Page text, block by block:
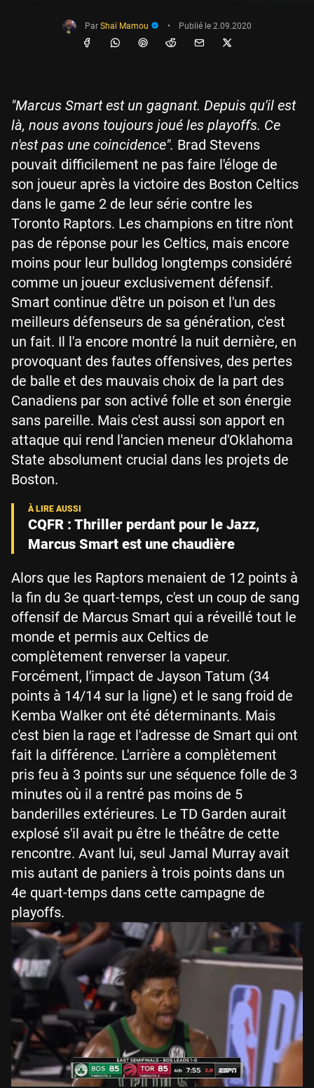
Par Shaï Mamou • Publié le 2.09.2020
"Marcus Smart est un gagnant. Depuis qu'il est
là, nous avons toujours joué les playoffs. Ce
n'est pas une coincidence". Brad Stevens
pouvait difficilement ne pas faire l'éloge de
son joueur après la victoire des Boston Celtics
dans le game 2 de leur série contre les
Toronto Raptors. Les champions en titre n'ont
pas de réponse pour les Celtics, mais encore
moins pour leur bulldog longtemps considéré
comme un joueur exclusivement défensif.
Smart continue d'être un poison et l'un des
meilleurs défenseurs de sa génération, c'est
un fait. Il l'a encore montré la nuit dernière, en
provoquant des fautes offensives, des pertes
de balle et des mauvais choix de la part des
Canadiens par son activé folle et son énergie
sans pareille. Mais c'est aussi son apport en
attaque qui rend l'ancien meneur d'Oklahoma
State absolument crucial dans les projets de
Boston.
CQFR : Thriller perdant pour le Jazz,
Marcus Smart est une chaudière
Alors que les Raptors menaient de 12 points à
la fin du 3e quart-temps, c'est un coup de sang
offensif de Marcus Smart qui a réveillé tout le
monde et permis aux Celtics de
complètement renverser la vapeur.
Forcément, l'impact de Jayson Tatum (34
points à 14/14 sur la ligne) et le sang froid de
Kemba Walker ont été déterminants. Mais
c'est bien la rage et l'adresse de Smart qui ont
fait la différence. L'arrière a complètement
pris feu à 3 points sur une séquence folle de 3
minutes où il a rentré pas moins de 5
banderilles extérieures. Le TD Garden aurait
explosé s'il avait pu être le théâtre de cette
rencontre. Avant lui, seul Jamal Murray avait
mis autant de paniers à trois points dans un
4e quart-temps dans cette campagne de
playoffs.